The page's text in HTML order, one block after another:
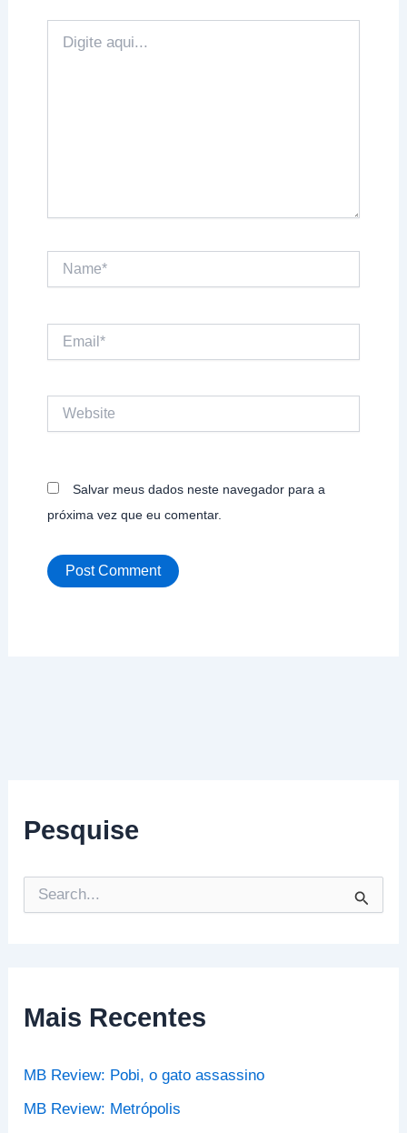
Pesquise
e
s
a
o
:
Mais Recentes
MB Review: Pobi, o gato assassino
MB Review: Metrópolis
aqui...
Website
Salvar meus dados neste navegador para a
próxima vez que eu comentar.